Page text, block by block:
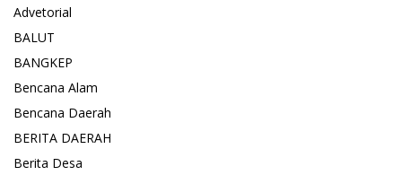
Advetorial
BALUT
BANGKEP
Bencana Alam
Bencana Daerah
BERITA DAERAH
Berita Desa